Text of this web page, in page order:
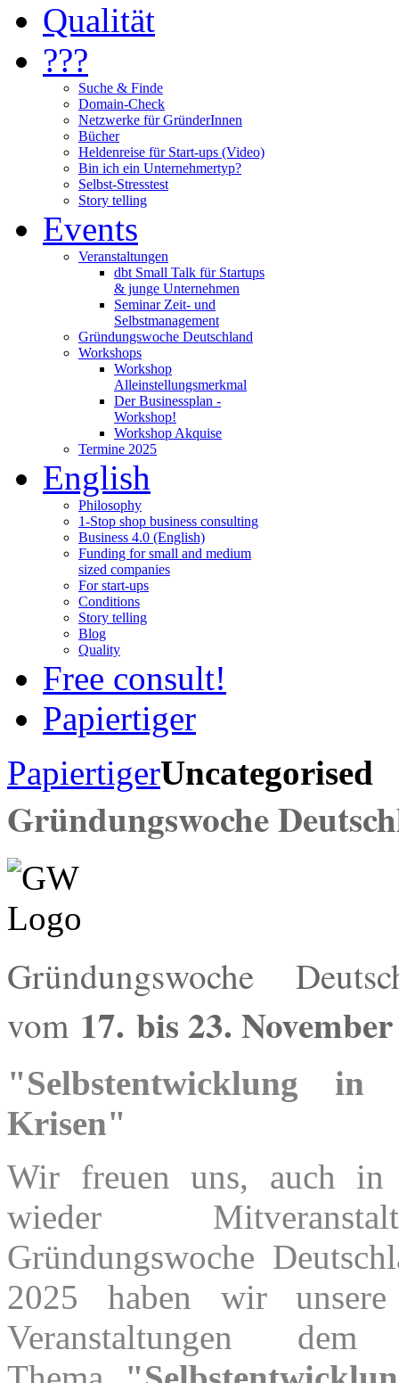
Qualität
???
Suche & Finde
Domain-Check
Netzwerke für GründerInnen
Bücher
Heldenreise für Start-ups (Video)
Bin ich ein Unternehmertyp?
Selbst-Stresstest
Story telling
Events
Veranstaltungen
dbt Small Talk für Startups
& junge Unternehmen
Seminar Zeit- und
Selbstmanagement
Gründungswoche Deutschland
Workshops
Workshop
Alleinstellungsmerkmal
Der Businessplan -
Workshop!
Workshop Akquise
Termine 2025
English
Philosophy
1-Stop shop business consulting
Business 4.0 (English)
Funding for small and medium
sized companies
For start-ups
Conditions
Story telling
Blog
Quality
Free consult!
Papiertiger
PapiertigerUncategorised
Gründungswoche
Gründungswoche
vom 17. bis 23.
"Selbstentwicklung
Krisen"
Wir freuen uns, auch in
wieder
Gründungswoche
2025 haben wir unsere
Veranstaltungen dem